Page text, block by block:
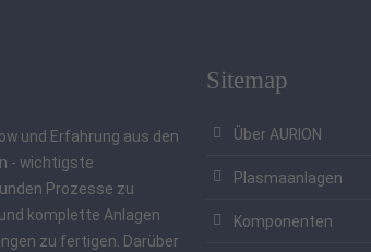
und Erfahrung aus den
- wichtigste
Prozesse zu
komplette Anlagen
zu fertigen. Darüber
Sitemap
Über AURION
Plasmaanlagen
Komponenten